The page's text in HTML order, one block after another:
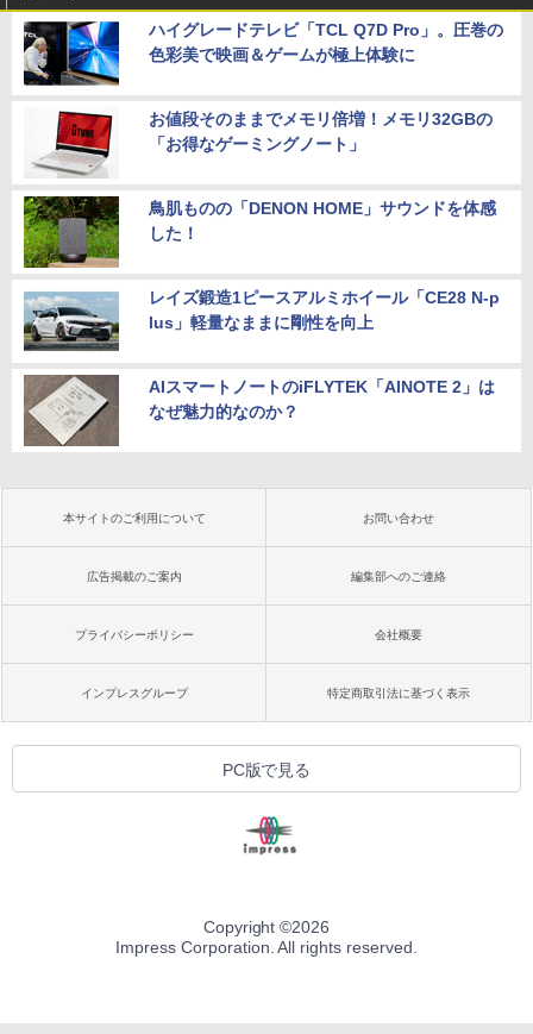
ハイグレードテレビ「TCL Q7D Pro」。圧巻の
色彩美で映画＆ゲームが極上体験に
お値段そのままでメモリ倍増！メモリ32GBの
「お得なゲーミングノート」
鳥肌ものの「DENON HOME」サウンドを体感
した！
レイズ鍛造1ピースアルミホイール「CE28 N-p
lus」軽量なままに剛性を向上
AIスマートノートのiFLYTEK「AINOTE 2」は
なぜ魅力的なのか？
本サイトのご利用について お問い合わせ
広告掲載のご案内 編集部へのご連絡
プライバシーポリシー 会社概要
インプレスグループ 特定商取引法に基づく表示
PC版で見る
Copyright ©2026
Impress Corporation. All rights reserved.